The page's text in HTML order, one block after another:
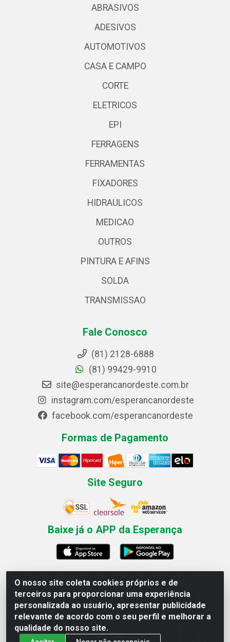
O nosso site coleta cookies próprios e de
terceiros para proporcionar uma experiência
personalizada ao usuário, apresentar publicidade
relevante de acordo com o seu perfil e melhorar a
qualidade do nosso site.
ABRASIVOS
ADESIVOS
AUTOMOTIVOS
CASA E CAMPO
CORTE
ELETRICOS
EPI
FERRAGENS
FERRAMENTAS
FIXADORES
HIDRAULICOS
MEDICAO
OUTROS
PINTURA E AFINS
SOLDA
TRANSMISSAO
Fale Conosco
(81) 2128-6888
(81) 99429-9910
site@esperancanordeste.com.br
instagram.com/esperancanordeste
facebook.com/esperancanordeste
Formas de Pagamento
Site Seguro
Baixe já o APP da Esperança
Esperança Nordeste - Rua Professor Caldas Filho, 291 -
Estância - Recife / PE CEP: 50771-335 - CNPJ
03.666.136/0001-23